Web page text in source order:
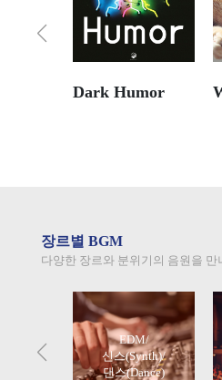
Dark Humor
장르별 BGM
다양한 장르와 분위기의 음원을 만
EDM/
신스(Synth)/
댄스(Dance)